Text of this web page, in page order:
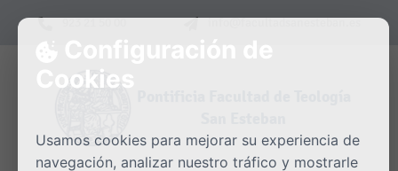
Cookies
Usamos cookies para mejorar su experiencia de
navegación, analizar nuestro tráfico y mostrarle
923 21 50 00 info@facultadsanesteban.es